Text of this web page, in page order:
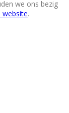
we ons bezig
website.